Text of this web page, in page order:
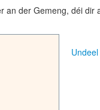
an der Gemeng, déi